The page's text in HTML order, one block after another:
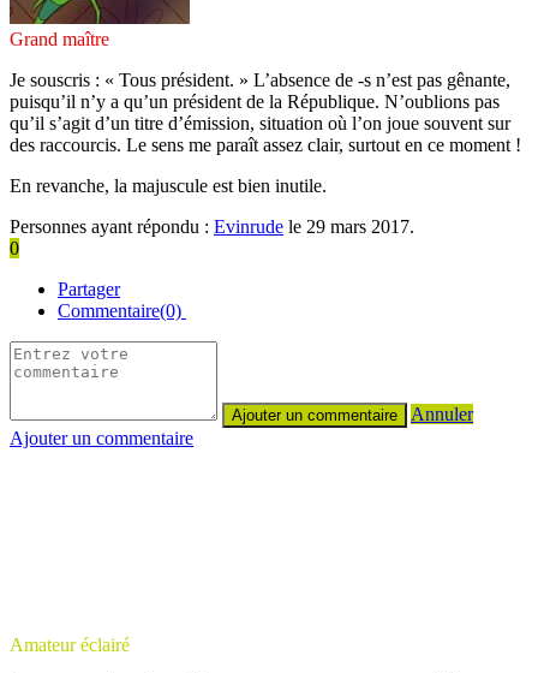
Grand maître
Je souscris : « Tous président. » L’absence de -s n’est pas gênante,
puisqu’il n’y a qu’un président de la République. N’oublions pas
qu’il s’agit d’un titre d’émission, situation où l’on joue souvent sur
des raccourcis. Le sens me paraît assez clair, surtout en ce moment !
En revanche, la majuscule est bien inutile.
Personnes ayant répondu : Evinrude le 29 mars 2017.
0
Partager
Commentaire(0)
Annuler
Ajouter un commentaire
Amateur éclairé